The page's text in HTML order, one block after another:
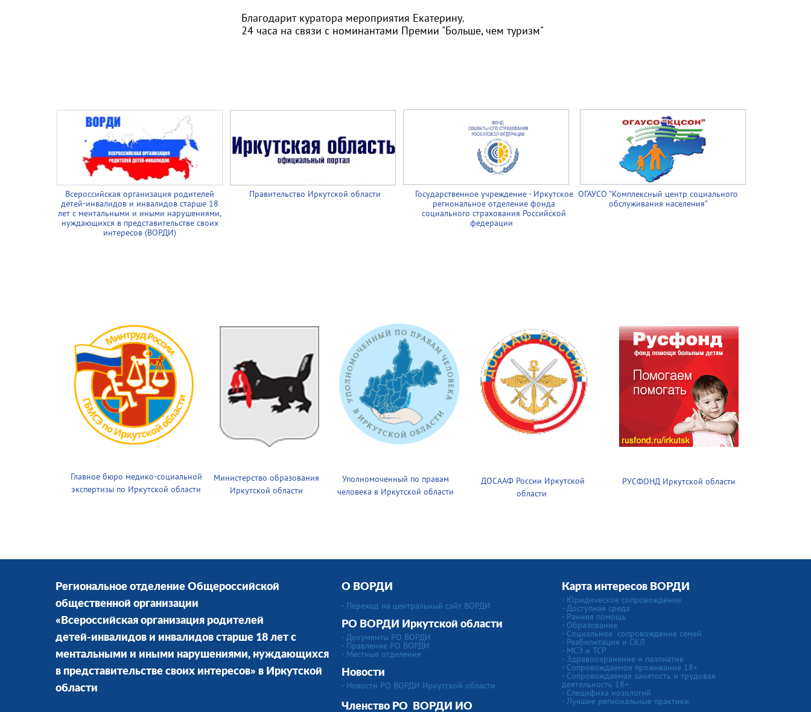
Благодарит куратора мероприятия Екатерину.
24 часа на связи с номинантами Премии "Больше, чем туризм"
Всероссийская организация родителей
детей-инвалидов и инвалидов старше 18
лет с ментальными и иными нарушениями,
нуждающихся в представительстве своих
интересов (ВОРДИ)
Правительство Иркутской области
Государственное учреждение - Иркутское
региональное отделение фонда
социального страхования Российской
федерации
ОГАУСО "Комплексный центр социального
обслуживания населения"
Главное бюро медико-социальной
экспертизы по Иркутской области
Министерство образования
Иркутской области
Уполномоченный по правам
человека в Иркутской области
ДОСААФ России Иркутской
области
РУСФОНД Иркутской области
Региональное отделение Общероссийской
общественной организации
«Всероссийская организация родителей
детей-инвалидов и инвалидов старше 18 лет с
ментальными и иными нарушениями, нуждающихся
в представительстве своих интересов» в Иркутской
области
О ВОРДИ
- Переход на центральный сайт ВОРДИ
РО ВОРДИ Иркутской области
- Документы РО ВОРДИ
- Правление РО ВОРДИ
- Местные отделения
Новости
- Новости РО ВОРДИ Иркутской области
Членство РО
ВОРДИ ИО
Карта интересов ВОРДИ
- Юридическое сопровождение
- Доступная среда
- Ранняя помощь
- Образование
- Социальное сопровождение семей
- Реабилитация и СКЛ
- МСЭ и ТСР
- Здравоохранение и паллиатив
- Сопровождаемое проживание 18+
- Сопровождаемая занятость и трудовая
деятельность 18+
- Специфика нозологий
- Лучшие региональные практики